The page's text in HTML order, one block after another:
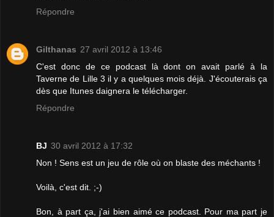
Répondre
Gilthanas 27 avril 2012 à 13:46
C'est donc de ce podcast là dont on avait parlé à la
Taverne de Lille 3 il y a quelques mois déjà. J'écouterais ça
dès que Itunes daignera le télécharger.
Répondre
BJ 30 avril 2012 à 17:32
Non ! Sens est un jeu de rôle où on blaste des méchants !
Voilà, c'est dit. ;-)
Bon, à part ça, j'ai bien aimé ce podcast. Pour ma part je